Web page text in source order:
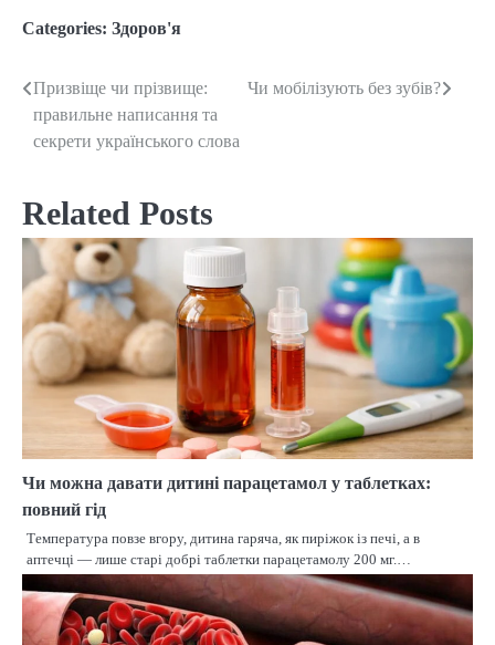
Categories: Здоров'я
Post
navigation
Призвіще чи прізвище:
правильне написання та
секрети українського слова
Чи мобілізують без зубів?
Related Posts
Чи можна давати дитині парацетамол у таблетках:
повний гід
Температура повзе вгору, дитина гаряча, як пиріжок із печі, а в
аптечці — лише старі добрі таблетки парацетамолу 200 мг.…